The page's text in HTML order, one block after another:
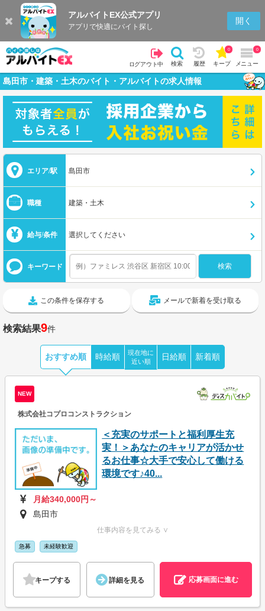
アルバイトEX公式アプリ
アプリで快適にバイト探し
開く
ログアウト中 検索 履歴 キープ
0
メニュー
0
島田市・建築・土木のバイト・アルバイトの求人情報
エリア/駅 島田市
職種 建築・土木
給与/条件 選択してください
キーワード
この条件を保存する メールで新着を受け取る
検索結果9件
おすすめ順 時給順
現在地に
近い順
日給順 新着順
NEW
株式会社コプロコンストラクション
＜充実のサポートと福利厚生充
実！＞あなたのキャリアが活かせ
るお仕事☆大手で安心して働ける
環境です♪40...
月給340,000円～
島田市
仕事内容を見てみる ∨
急募 未経験歓迎
キープする 詳細を見る 応募画面に進む